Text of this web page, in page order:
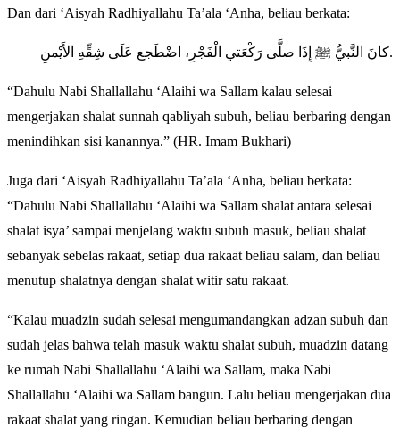
Dan dari ‘Aisyah Radhiyallahu Ta’ala ‘Anha, beliau berkata:
كانَ النَّبيُّ ﷺ إِذَا صلَّى رَكْعَتي الْفَجْرِ، اضْطَجع عَلَى شِقِّهِ الأَيْمنِ.
“Dahulu Nabi Shallallahu ‘Alaihi wa Sallam kalau selesai
mengerjakan shalat sunnah qabliyah subuh, beliau berbaring dengan
menindihkan sisi kanannya.” (HR. Imam Bukhari)
Juga dari ‘Aisyah Radhiyallahu Ta’ala ‘Anha, beliau berkata:
“Dahulu Nabi Shallallahu ‘Alaihi wa Sallam shalat antara selesai
shalat isya’ sampai menjelang waktu subuh masuk, beliau shalat
sebanyak sebelas rakaat, setiap dua rakaat beliau salam, dan beliau
menutup shalatnya dengan shalat witir satu rakaat.
“Kalau muadzin sudah selesai mengumandangkan adzan subuh dan
sudah jelas bahwa telah masuk waktu shalat subuh, muadzin datang
ke rumah Nabi Shallallahu ‘Alaihi wa Sallam, maka Nabi
Shallallahu ‘Alaihi wa Sallam bangun. Lalu beliau mengerjakan dua
rakaat shalat yang ringan. Kemudian beliau berbaring dengan